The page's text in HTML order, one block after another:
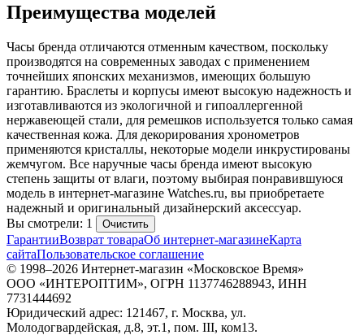
Преимущества моделей
Часы бренда отличаются отменным качеством, поскольку
производятся на современных заводах с применением
точнейших японских механизмов, имеющих большую
гарантию. Браслеты и корпусы имеют высокую надежность и
изготавливаются из экологичной и гипоаллергенной
нержавеющей стали, для ремешков используется только самая
качественная кожа. Для декорирования хронометров
применяются кристаллы, некоторые модели инкрустированы
жемчугом. Все наручные часы бренда имеют высокую
степень защиты от влаги, поэтому выбирая понравившуюся
модель в интернет-магазине Watches.ru, вы приобретаете
надежный и оригинальный дизайнерский аксессуар.
Вы смотрели: 1
Очистить
ГарантииВозврат товараОб интернет-магазинеКарта
сайтаПользовательское соглашение
© 1998–2026 Интернет-магазин «Московское Время»
ООО «ИНТЕРОПТИМ», ОГРН 1137746288943, ИНН
7731444692
Юридический адрес: 121467, г. Москва, ул.
Молодогвардейская, д.8, эт.1, пом. III, ком13.